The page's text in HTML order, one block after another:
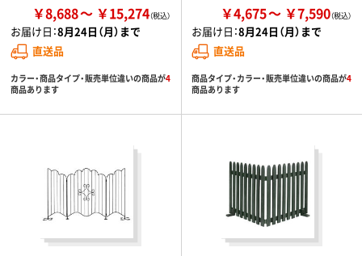
￥8,688 ￥15,274
お届け日：8月24日（月）まで
直送品
カラー・商品タイプ・販売単位違いの商品が4
商品あります
￥4,675 ￥7,590
お届け日：8月24日（月）まで
直送品
商品タイプ・カラー・販売単位違いの商品が4
商品あります